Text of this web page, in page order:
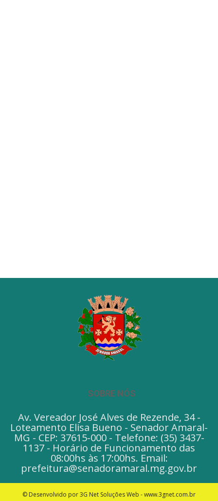
SOBRE NÓS
Av. Vereador José Alves de Rezende, 34 -
Loteamento Elisa Bueno - Senador Amaral-
MG - CEP: 37615-000 - Telefone: (35) 3437-
1137 - Horário de Funcionamento das
08:00hs às 17:00hs. Email:
prefeitura@senadoramaral.mg.gov.br
© Desenvolvido por 3G Net Soluções Web - www.3gnet.com.br